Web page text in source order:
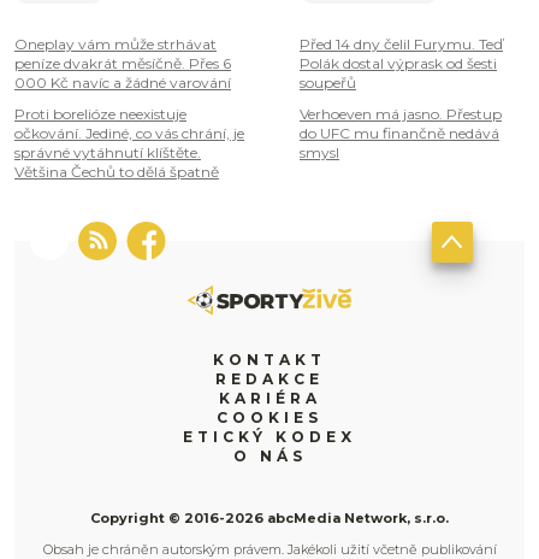
Oneplay vám může strhávat
peníze dvakrát měsíčně. Přes 6
000 Kč navíc a žádné varování
Proti borelióze neexistuje
očkování. Jediné, co vás chrání, je
správné vytáhnutí klíštěte.
Většina Čechů to dělá špatně
Před 14 dny čelil Furymu. Teď
Polák dostal výprask od šesti
soupeřů
Verhoeven má jasno. Přestup
do UFC mu finančně nedává
smysl
KONTAKT
REDAKCE
KARIÉRA
COOKIES
ETICKÝ KODEX
O NÁS
Copyright © 2016-2026 abcMedia Network, s.r.o.
Obsah je chráněn autorským právem. Jakékoli užití včetně publikování